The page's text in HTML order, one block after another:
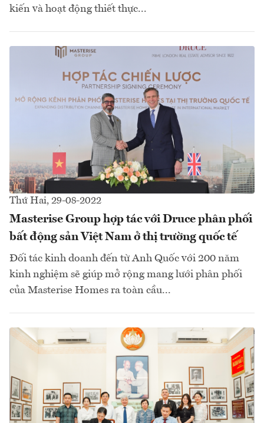
kiến và hoạt động thiết thực...
Thứ Hai, 29-08-2022
Masterise Group hợp tác với Druce phân phối
bất động sản Việt Nam ở thị trường quốc tế
Đối tác kinh doanh đến từ Anh Quốc với 200 năm
kinh nghiệm sẽ giúp mở rộng mang lưới phân phối
của Masterise Homes ra toàn cầu...